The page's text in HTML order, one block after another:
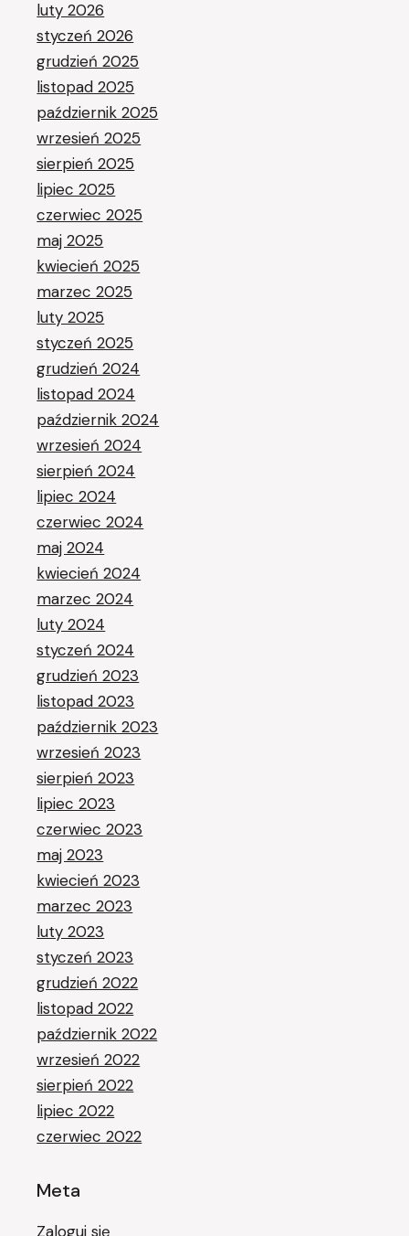
luty 2026
styczeń 2026
grudzień 2025
listopad 2025
październik 2025
wrzesień 2025
sierpień 2025
lipiec 2025
czerwiec 2025
maj 2025
kwiecień 2025
marzec 2025
luty 2025
styczeń 2025
grudzień 2024
listopad 2024
październik 2024
wrzesień 2024
sierpień 2024
lipiec 2024
czerwiec 2024
maj 2024
kwiecień 2024
marzec 2024
luty 2024
styczeń 2024
grudzień 2023
listopad 2023
październik 2023
wrzesień 2023
sierpień 2023
lipiec 2023
czerwiec 2023
maj 2023
kwiecień 2023
marzec 2023
luty 2023
styczeń 2023
grudzień 2022
listopad 2022
październik 2022
wrzesień 2022
sierpień 2022
lipiec 2022
czerwiec 2022
Meta
Zaloguj się